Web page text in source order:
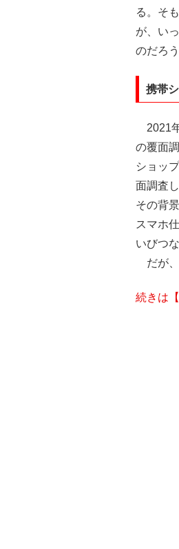
る。そ
が、い
のだろ
携帯
2021
の覆面
ショッ
面調査
その背
スマホ
いびつ
だが、
続きは